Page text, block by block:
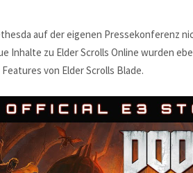
auf der eigenen Pressekonferenz
Inhalte zu Elder Scrolls Online wurden
von Elder Scrolls Blade.